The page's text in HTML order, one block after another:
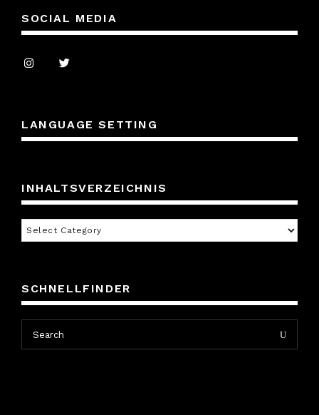
SOCIAL MEDIA
LANGUAGE SETTING
INHALTSVERZEICHNIS
Inhaltsverzeichnis
SCHNELLFINDER
Search